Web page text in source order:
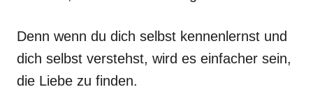
Denn wenn du dich selbst kennenlernst und
dich selbst verstehst, wird es einfacher sein,
die Liebe zu finden.